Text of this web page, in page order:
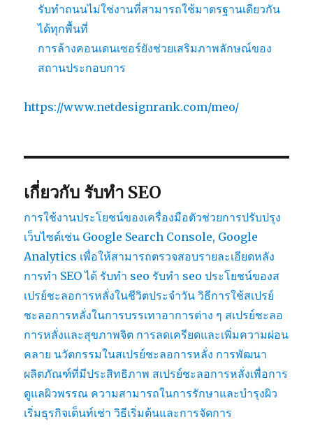
รับทำถนนไม่ใช่งานที่สามารถใช้มาตรฐานเดียวกัน
ได้ทุกพื้นที่
การล้างคอนเดนเซอร์ยังช่วยเสริมภาพลักษณ์ของ
สถานประกอบการ
https://www.netdesignrank.com/meo/
เกี่ยวกับ รับทำ SEO
การใช้งานประโยชน์ของเครื่องมือตัวช่วยการปรับปรุง
เว็บไซต์เช่น Google Search Console, Google
Analytics เพื่อให้สามารถตรวจสอบรายละเอียดหลัง
การทำ SEO ได้ รับทำ seo รับทำ seo ประโยชน์ของส
เปรย์ชะลอการหลั่งในชีวิตประจำวัน วิธีการใช้สเปรย์
ชะลอการหลั่งในการบรรเทาอาการต่าง ๆ สเปรย์ชะลอ
การหลั่งและสุขภาพจิต การลดเครียดและเพิ่มความผ่อน
คลาย นวัตกรรมในสเปรย์ชะลอการหลั่ง การพัฒนา
ผลิตภัณฑ์ที่มีประสิทธิภาพ สเปรย์ชะลอการหลั่งเพื่อการ
ดูแลผิวพรรณ ความสามารถในการรักษาและบำรุงผิว
เริ่มธุรกิจเต็นท์เช่า วิธีเริ่มต้นและการจัดการ